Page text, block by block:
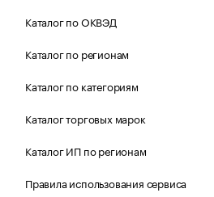
Каталог по ОКВЭД
Каталог по регионам
Каталог по категориям
Каталог торговых марок
Каталог ИП по регионам
Правила использования сервиса